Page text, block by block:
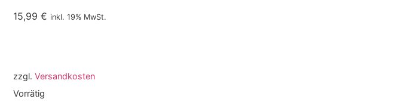
15,99 € inkl. 19% MwSt.
zzgl. Versandkosten
Vorrätig